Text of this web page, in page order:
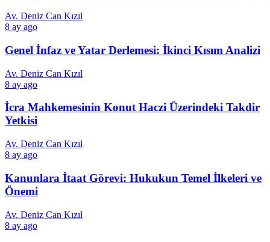
Av. Deniz Can Kızıl
8 ay ago
Genel İnfaz ve Yatar Derlemesi: İkinci Kısım Analizi
Av. Deniz Can Kızıl
8 ay ago
İcra Mahkemesinin Konut Haczi Üzerindeki Takdir
Yetkisi
Av. Deniz Can Kızıl
8 ay ago
Kanunlara İtaat Görevi: Hukukun Temel İlkeleri ve
Önemi
Av. Deniz Can Kızıl
8 ay ago